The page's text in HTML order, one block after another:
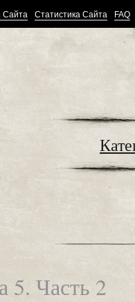
Сайта Статистика Сайта FAQ
5. Часть 2